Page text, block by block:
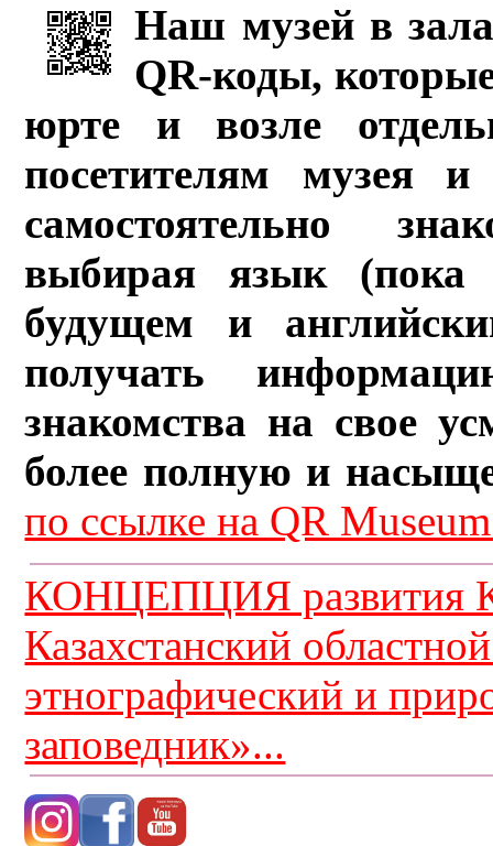
Наш музей в
QR-коды,
юрте и возле
посетителям музея и
самостоятельно
выбирая язык (пока
будущем и
получать
знакомства на свое
более полную и
по ссылке на QR
КОНЦЕПЦИЯ развития
Казахстанский
этнографический и
заповедник»...